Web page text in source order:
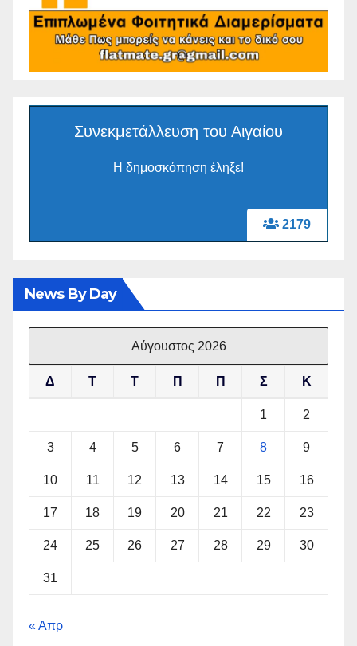
2179
Συνεκμετάλλευση του Αιγαίου
Η δημοσκόπηση έληξε!
News By Day
Αύγουστος 2026
Δ Τ Τ Π Π Σ Κ
1 2
3 4 5 6 7 8 9
10 11 12 13 14 15 16
17 18 19 20 21 22 23
24 25 26 27 28 29 30
31
« Απρ